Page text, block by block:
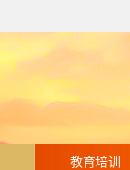
教育培训